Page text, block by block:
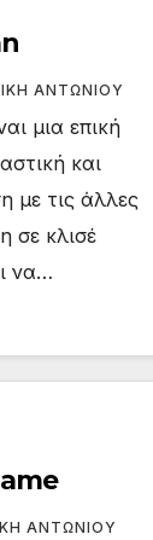
ΑΝΤΩΝΊΟΥ
μια επική
και
με τις άλλες
σε κλισέ
να…
ΑΝΤΩΝΊΟΥ